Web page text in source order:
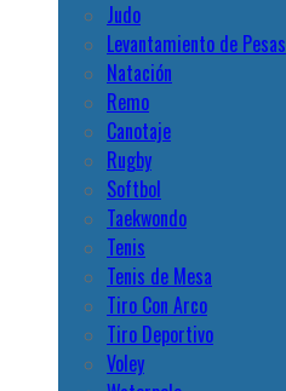
Judo
Levantamiento de Pesas
Natación
Remo
Canotaje
Rugby
Softbol
Taekwondo
Tenis
Tenis de Mesa
Tiro Con Arco
Tiro Deportivo
Voley